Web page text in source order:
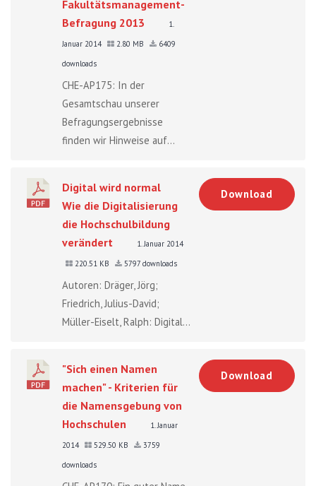
Fakultätsmanagement-
Befragung 2013
1.
Januar 2014
2.80 MB
6409
downloads
CHE-AP175: In der
Gesamtschau unserer
Befragungsergebnisse
finden wir Hinweise auf...
Digital wird normal
Wie die Digitalisierung
die Hochschulbildung
verändert
1. Januar 2014
220.51 KB
5797 downloads
Autoren: Dräger, Jörg;
Friedrich, Julius-David;
Müller-Eiselt, Ralph: Digital...
Download
"Sich einen Namen
machen" - Kriterien für
die Namensgebung von
Hochschulen
1. Januar
2014
529.50 KB
3759
downloads
Download